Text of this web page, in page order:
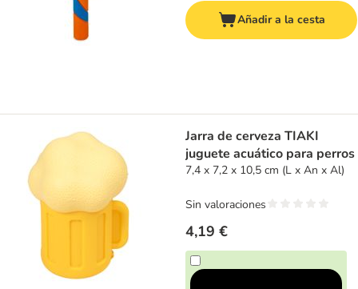
Añadir a la cesta
Jarra de cerveza TIAKI
juguete acuático para perros
7,4 x 7,2 x 10,5 cm (L x An x Al)
4,19 €
Sin valoraciones